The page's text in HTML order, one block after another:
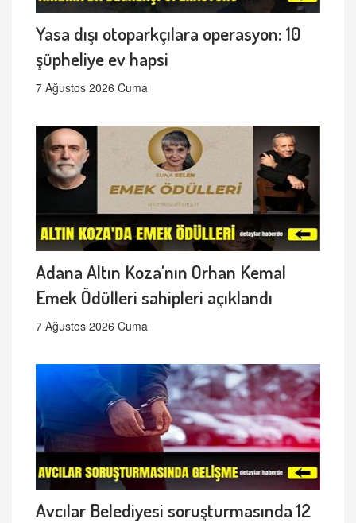
Yasa dışı otoparkçılara operasyon: 10
şüpheliye ev hapsi
7 Ağustos 2026 Cuma
Adana Altın Koza'nın Orhan Kemal
Emek Ödülleri sahipleri açıklandı
7 Ağustos 2026 Cuma
Avcılar Belediyesi soruşturmasında 12